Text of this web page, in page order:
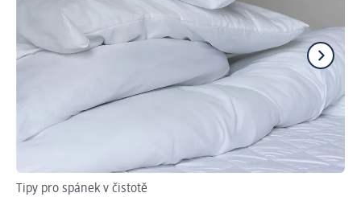
Tipy pro spánek v čistotě